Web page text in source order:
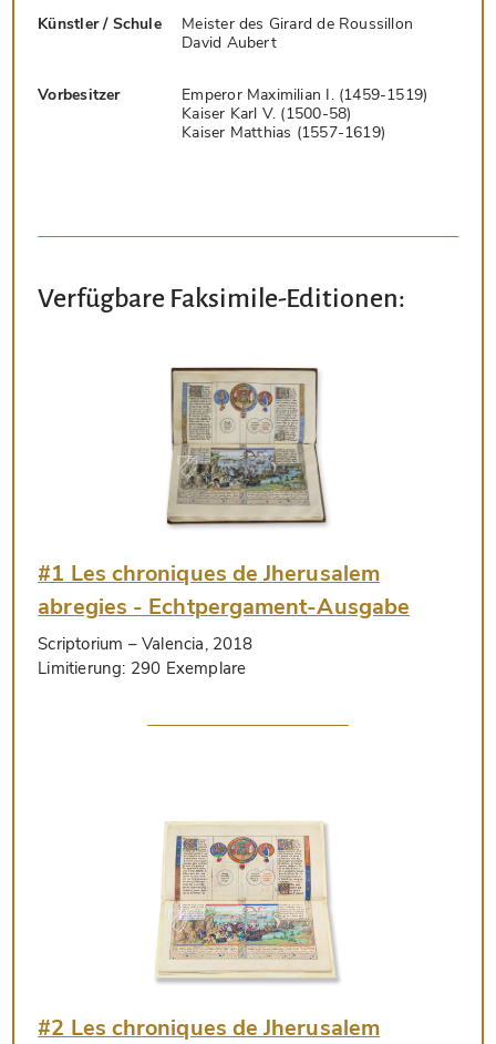
Künstler / Schule
Meister des Girard de Roussillon
David Aubert
Vorbesitzer
Emperor Maximilian I. (1459-1519)
Kaiser Karl V. (1500-58)
Kaiser Matthias (1557-1619)
Verfügbare Faksimile-Editionen:
#1 Les chroniques de Jherusalem
abregies - Echtpergament-Ausgabe
Scriptorium – Valencia, 2018
Limitierung: 290 Exemplare
#2 Les chroniques de Jherusalem